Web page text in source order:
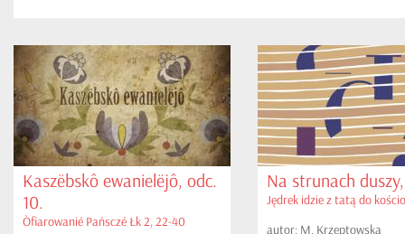
Kaszëbskô ewanielëjô, odc.
10.
Òfiarowanié Pańsczé Łk 2, 22-40
Na strunach
Jędrek idzie z tatą do
autor: M. Krzeptowska